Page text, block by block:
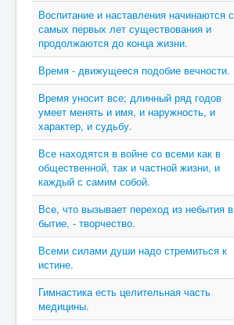
Воспитание и наставления начинаются с
самых первых лет существования и
продолжаются до конца жизни.
Время - движущееся подобие вечности.
Время уносит все; длинный ряд годов
умеет менять и имя, и наружность, и
характер, и судьбу.
Все находятся в войне со всеми как в
общественной, так и частной жизни, и
каждый с самим собой.
Все, что вызывает переход из небытия в
бытие, - творчество.
Всеми силами души надо стремиться к
истине.
Гимнастика есть целительная часть
медицины.